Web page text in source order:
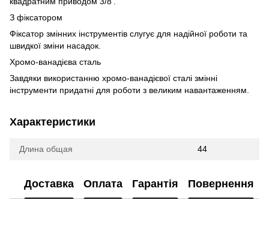
З фіксатором
Фіксатор змінних інструментів слугує для надійної роботи та
швидкої зміни насадок.
Хромо-ванадієва сталь
Завдяки використанню хромо-ванадієвої сталі змінні
інструменти придатні для роботи з великим навантаженням.
Характеристики
Длина общая 44
Доставка Оплата Гарантія Повернення